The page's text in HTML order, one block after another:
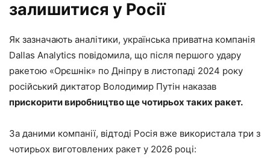
залишитися у Росії
Як зазначають аналітики, українська приватна компанія
Dallas Analytics повідомила, що після першого удару
ракетою «Орєшнік» по Дніпру в листопаді 2024 року
російський диктатор Володимир Путін наказав
прискорити виробництво ще чотирьох таких ракет.
За даними компанії, відтоді Росія вже використала три з
чотирьох виготовлених ракет у 2026 році: